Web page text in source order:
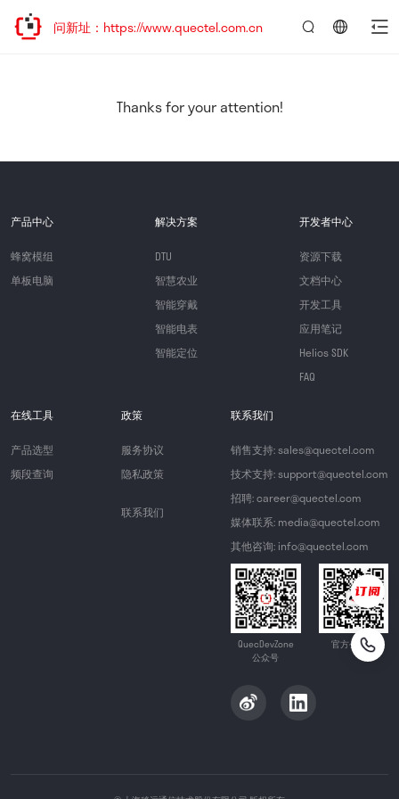
欢迎访问新址：https://www.quectel.com.cn
Thanks for your attention!
产品中心
蜂窝模组
单板电脑
解决方案
DTU
智慧农业
智能穿戴
智能电表
智能定位
开发者中心
资源下载
文档中心
开发工具
应用笔记
Helios SDK
FAQ
在线工具
产品选型
频段查询
政策
服务协议
隐私政策
联系我们
联系我们
销售支持: sales@quectel.com
技术支持: support@quectel.com
招聘: career@quectel.com
媒体联系: media@quectel.com
其他咨询: info@quectel.com
QuecDevZone
公众号
官方公众号